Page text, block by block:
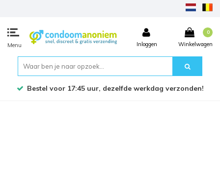
Menu Inloggen
0
Winkelwagen
Bestel voor 17:45 uur, dezelfde werkdag verzonden!